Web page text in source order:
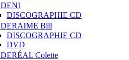
DENI
DISCOGRAPHIE CD
DERAIME Bill
DISCOGRAPHIE CD
DVD
DERÉAL Colette